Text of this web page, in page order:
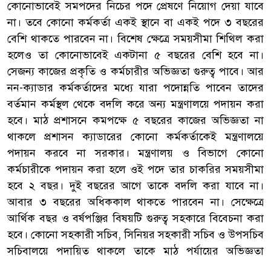
কোনোভাবেই সমপদের নিচের পদে প্রেষণে নিয়োগ দেয়া যাবে
না। তবে কোনো কর্মকর্তা একই স্থানে বা একই পদে ৩ বছরের
বেশি থাকতে পারবেন না। বিশেষ ক্ষেত্রে সময়সীমা শিথিল করা
হলেও তা কোনোভাবেই একটানা ৫ বছরের বেশি হবে না।
সেজন্য কাজের প্রকৃতি ও কর্মচারীর অভিজ্ঞতা গুরুত্ব পাবে। আর
নন-ক্যাডার কর্মকর্তাদের মধ্যে যারা পদোন্নতি পাবেন তাদের
বর্তমান কর্মস্থল থেকে বদলি করে অন্য মন্ত্রণালয়ে পদায়ন করা
হবে। মাঠ প্রশাসনে কমপক্ষে ৫ বছরের কাজের অভিজ্ঞতা না
থাকলে প্রশাসন ক্যাডারের কোনো কর্মকর্তাকেই মন্ত্রণালয়ে
পদায়ন করবে না সরকার। মন্ত্রণালয় ও বিভাগে কোনো
কর্মচারীকে পদায়ন করা হলে ওই পদে তার চাকরির সময়সীমা
হবে ২ বছর। দুই বছরের আগে তাকে বদলি করা যাবে না।
আবার ৩ বছরের অধিককাল থাকতে পারবেন না। সেক্ষেত্রে
আর্থিক বছর ও বর্ষপঞ্জির বিষয়টি গুরুত্ব সহকারে বিবেচনা করা
হবে। কোনো সহকারী সচিব, সিনিয়র সহকারী সচিব ও উপসচিব
সচিবালয়ে পদায়িত থাকলে তাকে মাঠ পর্যায়ের অভিজ্ঞতা